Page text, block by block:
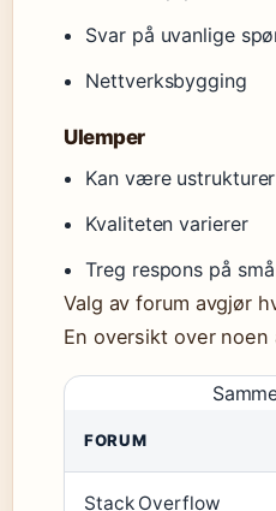
Svar på uvanlige
Nettverksbygging
Ulemper
Kan være
Kvaliteten varierer
Treg respons på
Valg av forum avgjør
En oversikt over
FORUM
Stack Overflow